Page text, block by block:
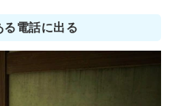
電話に出る